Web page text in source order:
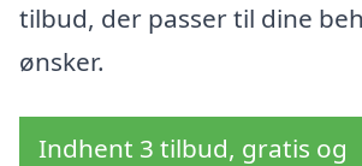
tilbud, der passer til dine
ønsker.
Indhent 3 tilbud, gratis og